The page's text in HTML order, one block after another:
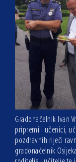
Gradonačelnik Ivan
pripremili učenici,
pozdravnih riječi
gradonačelnik